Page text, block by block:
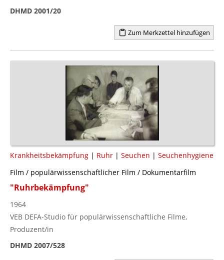
DHMD 2001/20
Zum Merkzettel hinzufügen
Krankheitsbekämpfung | Ruhr | Seuchen | Seuchenhygiene
Film / populärwissenschaftlicher Film / Dokumentarfilm
"Ruhrbekämpfung"
1964
VEB DEFA-Studio für populärwissenschaftliche Filme,
Produzent/in
DHMD 2007/528